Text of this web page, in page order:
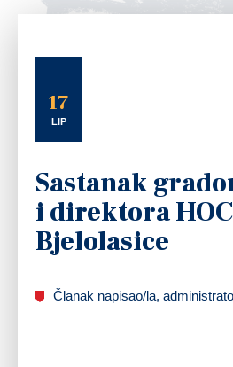
17
LIP
Sastanak
i direktora
Bjelolasice
Članak napisao/la,